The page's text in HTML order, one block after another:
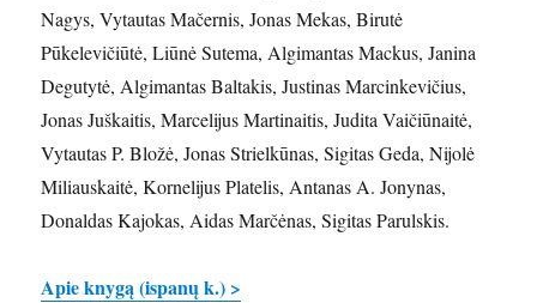
Nagys, Vytautas Mačernis, Jonas Mekas, Birutė
Pūkelevičiūtė, Liūnė Sutema, Algimantas Mackus, Janina
Degutytė, Algimantas Baltakis, Justinas Marcinkevičius,
Jonas Juškaitis, Marcelijus Martinaitis, Judita Vaičiūnaitė,
Vytautas P. Bložė, Jonas Strielkūnas, Sigitas Geda, Nijolė
Miliauskaitė, Kornelijus Platelis, Antanas A. Jonynas,
Donaldas Kajokas, Aidas Marčėnas, Sigitas Parulskis.
Apie knygą (ispanų k.) >